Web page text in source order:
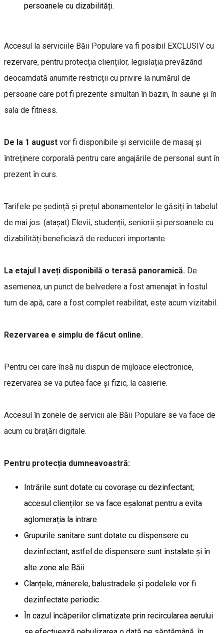
persoanele cu dizabilități.
Accesul la serviciile Băii Populare va fi posibil EXCLUSIV cu
rezervare, pentru protecția clienților, legislația prevăzând
deocamdată anumite restricții cu privire la numărul de
persoane care pot fi prezente simultan în bazin, în saune și în
sala de fitness.
De la 1 august vor fi disponibile și serviciile de masaj și
întreținere corporală pentru care angajările de personal sunt în
prezent în curs.
Tarifele pe ședință și prețul abonamentelor le găsiți în tabelul
de mai jos. (atașat) Elevii, studenții, seniorii și persoanele cu
dizabilități beneficiază de reduceri importante.
La etajul I aveți disponibilă o terasă panoramică. De
asemenea, un punct de belvedere a fost amenajat în fostul
turn de apă, care a fost complet reabilitat, este acum vizitabil.
Rezervarea e simplu de făcut online.
Pentru cei care însă nu dispun de mijloace electronice,
rezervarea se va putea face și fizic, la casierie.
Accesul în zonele de servicii ale Băii Populare se va face de
acum cu brațări digitale.
Pentru protecția dumneavoastră:
Intrările sunt dotate cu covorașe cu dezinfectant;
accesul clienților se va face eșalonat pentru a evita
aglomerația la intrare
Grupurile sanitare sunt dotate cu dispensere cu
dezinfectant; astfel de dispensere sunt instalate și în
alte zone ale Băii
Clanțele, mânerele, balustradele și podelele vor fi
dezinfectate periodic
În cazul încăperilor climatizate prin recircularea aerului